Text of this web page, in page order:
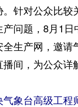
针对公众比较
问题，8月1日
生产网，邀请
间，为公众详
象台高级工程